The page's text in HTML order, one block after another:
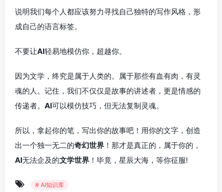
说明我们每个人都应该努力寻找自己独特的写作风格，形
成自己的语言标签。
不要让AI轻易地模仿你，超越你。
因为文学，终究是属于人类的。属于那些有血有肉，有灵
魂的人。记住，我们不仅仅是故事的讲述者，更是情感的
传递者。 AI可以模仿技巧，但无法复制灵魂。
所以，拿起你的笔，写出你的故事吧！用你的文字，创造
出一个独一无二的奇幻世界 ！那才是真正的，属于你的，
AI无法企及的文学世界 ！毕竟，星辰大海，等你征服!
# AI知识库